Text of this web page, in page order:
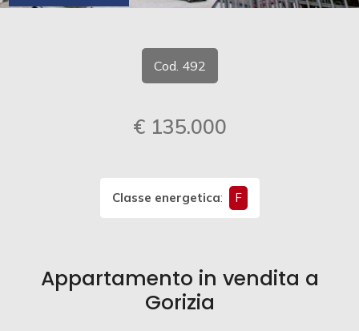
Cod. 492
€ 135.000
Classe energetica: F
Appartamento in vendita a
Gorizia
Comune
Residenziali